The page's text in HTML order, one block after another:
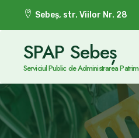
Sebeș, str. Viilor Nr. 28
SPAP Sebeș
Serviciul Public de Administrarea